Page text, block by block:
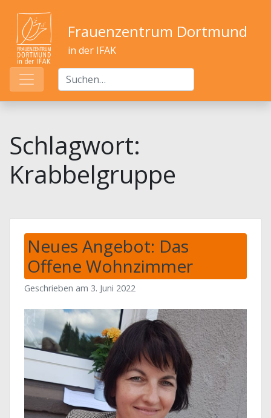
Frauenzentrum Dortmund
in der IFAK
Schlagwort:
Krabbelgruppe
Neues Angebot: Das
Offene Wohnzimmer
Geschrieben am 3. Juni 2022